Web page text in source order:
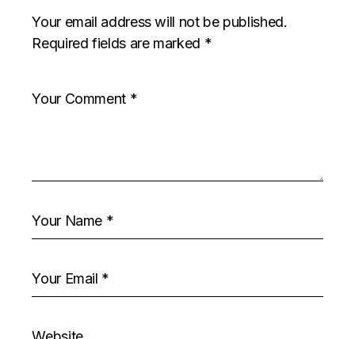
Your email address will not be published.
Required fields are marked *